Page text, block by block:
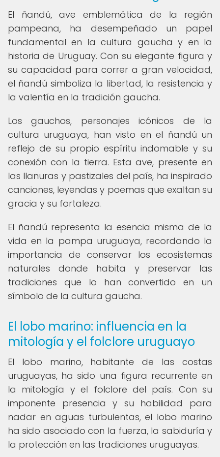
El ñandú, ave emblemática de la región
pampeana, ha desempeñado un papel
fundamental en la cultura gaucha y en la
historia de Uruguay. Con su elegante figura y
su capacidad para correr a gran velocidad,
el ñandú simboliza la libertad, la resistencia y
la valentía en la tradición gaucha.
Los gauchos, personajes icónicos de la
cultura uruguaya, han visto en el ñandú un
reflejo de su propio espíritu indomable y su
conexión con la tierra. Esta ave, presente en
las llanuras y pastizales del país, ha inspirado
canciones, leyendas y poemas que exaltan su
gracia y su fortaleza.
El ñandú representa la esencia misma de la
vida en la pampa uruguaya, recordando la
importancia de conservar los ecosistemas
naturales donde habita y preservar las
tradiciones que lo han convertido en un
símbolo de la cultura gaucha.
El lobo marino: influencia en la
mitología y el folclore uruguayo
El lobo marino, habitante de las costas
uruguayas, ha sido una figura recurrente en
la mitología y el folclore del país. Con su
imponente presencia y su habilidad para
nadar en aguas turbulentas, el lobo marino
ha sido asociado con la fuerza, la sabiduría y
la protección en las tradiciones uruguayas.